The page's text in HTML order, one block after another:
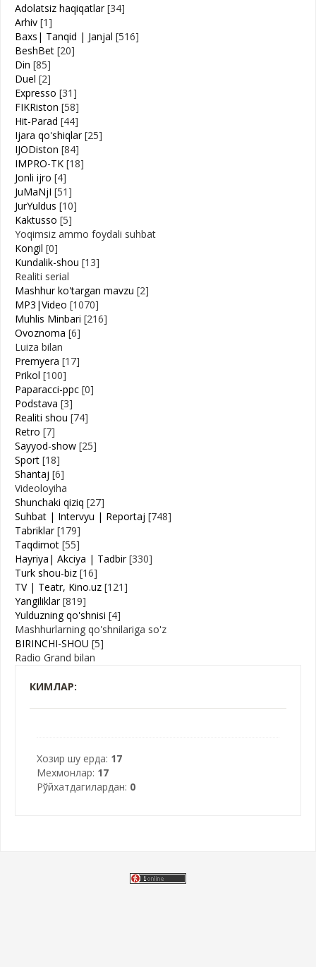
Adolatsiz haqiqatlar [34]
Arhiv [1]
Baxs| Tanqid | Janjal [516]
BeshBet [20]
Din [85]
Duel [2]
Expresso [31]
FIKRiston [58]
Hit-Parad [44]
Ijara qo'shiqlar [25]
IJODiston [84]
IMPRO-TK [18]
Jonli ijro [4]
JuMaNjI [51]
JurYuldus [10]
Kaktusso [5]
Yoqimsiz ammo foydali suhbat
Kongil [0]
Kundalik-shou [13]
Realiti serial
Mashhur ko'targan mavzu [2]
MP3|Video [1070]
Muhlis Minbari [216]
Ovoznoma [6]
Luiza bilan
Premyera [17]
Prikol [100]
Paparacci-ppc [0]
Podstava [3]
Realiti shou [74]
Retro [7]
Sayyod-show [25]
Sport [18]
Shantaj [6]
Videoloyiha
Shunchaki qiziq [27]
Suhbat | Intervyu | Reportaj [748]
Tabriklar [179]
Taqdimot [55]
Hayriya| Akciya | Tadbir [330]
Turk shou-biz [16]
TV | Teatr, Kino.uz [121]
Yangiliklar [819]
Yulduzning qo'shnisi [4]
Mashhurlarning qo'shnilariga so'z
BIRINCHI-SHOU [5]
Radio Grand bilan
КИМЛАР:
Хозир шу ерда: 17
Мехмонлар: 17
Рўйхатдагилардан: 0